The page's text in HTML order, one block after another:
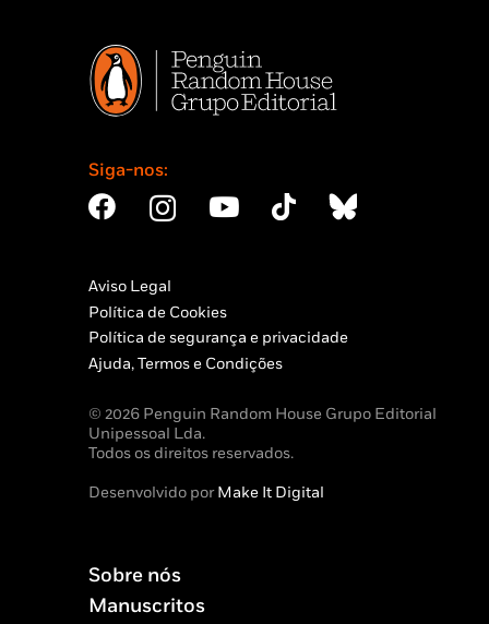
Siga-nos:
Aviso Legal
Política de Cookies
Política de segurança e privacidade
Ajuda, Termos e Condições
© 2026 Penguin Random House Grupo Editorial
Unipessoal Lda.
Todos os direitos reservados.
Desenvolvido porMake It Digital
Sobre nós
Manuscritos